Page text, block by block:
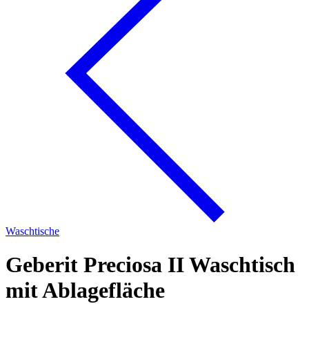
Waschtische
Geberit Preciosa II Waschtisch
mit Ablagefläche